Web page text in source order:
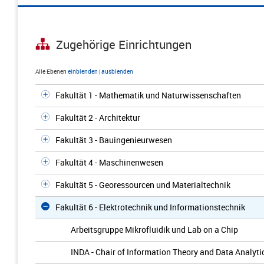
Zugehörige Einrichtungen
Alle Ebenen einblenden |ausblenden
Fakultät 1 - Mathematik und Naturwissenschaften
Fakultät 2 - Architektur
Fakultät 3 - Bauingenieurwesen
Fakultät 4 - Maschinenwesen
Fakultät 5 - Georessourcen und Materialtechnik
Fakultät 6 - Elektrotechnik und Informationstechnik
Arbeitsgruppe Mikrofluidik und Lab on a Chip
INDA - Chair of Information Theory and Data